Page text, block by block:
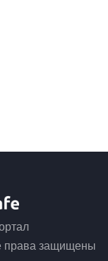
права защищены